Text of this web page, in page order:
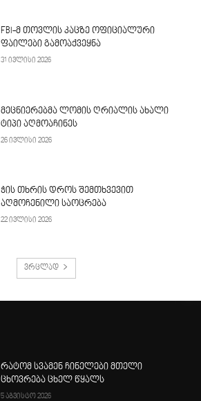
FBI-მ თოვლის კაცზე ოფიციალური
ფაილები გამოაქვეყნა
31 ივლისი 2026
მეცნიერებმა ლომის ღრიალის ახალი
ტიპი აღმოაჩინეს
26 ივლისი 2026
ჭის თხრის დროს შემთხვევით
აღმოჩენილი საოცრება
22 ივლისი 2026
ვრცლად
რატომ სვამენ ჩინელები მთელი
ცხოვრება ცხელ წყალს
5 აგვისტო 2026